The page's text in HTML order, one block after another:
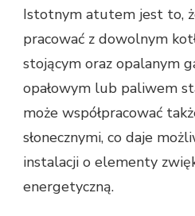
Istotnym atutem jest to,
pracować z dowolnym
stojącym oraz opalanym
opałowym lub paliwem
może współpracować
słonecznymi, co daje
instalacji o elementy
energetyczną.